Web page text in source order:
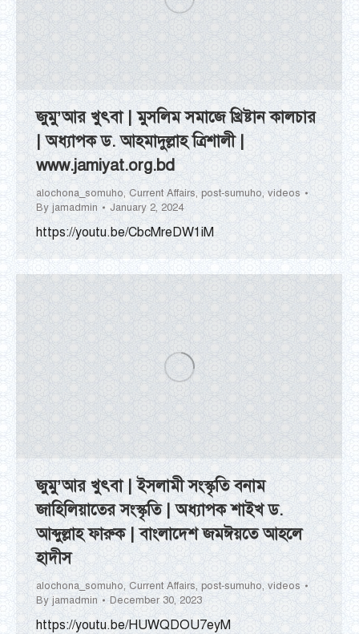
জুমু’আর খুৎবা | মুসলিম সমাজে খ্রিষ্টান কালচার
| অধ্যাপক ড. আহমাদুল্লাহ ত্রিশালী |
www.jamiyat.org.bd
alochona_somuho, Current Affairs, post-sumuho, videos
By jamadmin January 2, 2024
https://youtu.be/CbcMreDW1iM
জুমু’আর খুৎবা | ইসলামী সংস্কৃতি বনাম
জাহিলিয়াতের সংস্কৃতি | অধ্যাপক শাইখ ড.
আব্দুল্লাহ ফারুক | বাংলাদেশ জমঈয়তে আহলে
হাদীস
alochona_somuho, Current Affairs, post-sumuho, videos
By jamadmin December 30, 2023
https://youtu.be/HUWQDOU7eyM